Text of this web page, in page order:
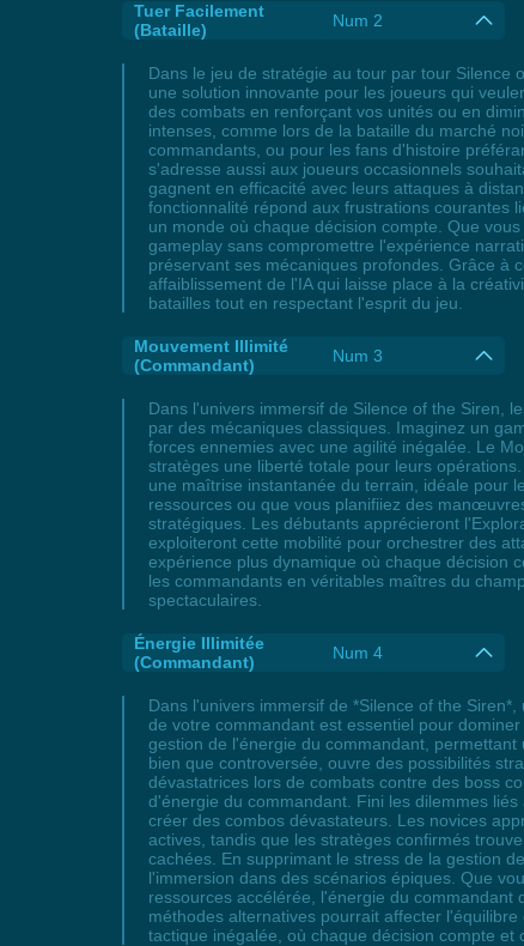
Tuer Facilement
(Bataille)
Num 2
Dans le jeu de stratégie au tour par tour Silence
une solution innovante pour les joueurs qui
des combats en renforçant vos unités ou en
intenses, comme lors de la bataille du marché
commandants, ou pour les fans d'histoire
s'adresse aussi aux joueurs occasionnels
gagnent en efficacité avec leurs attaques à
fonctionnalité répond aux frustrations courantes
un monde où chaque décision compte. Que
gameplay sans compromettre l'expérience
préservant ses mécaniques profondes. Grâce à
affaiblissement de l'IA qui laisse place à la
batailles tout en respectant l'esprit du jeu.
Mouvement Illimité
(Commandant)
Num 3
Dans l'univers immersif de Silence of the Siren,
par des mécaniques classiques. Imaginez un
forces ennemies avec une agilité inégalée. Le
stratèges une liberté totale pour leurs
une maîtrise instantanée du terrain, idéale pour
ressources ou que vous planifiiez des
stratégiques. Les débutants apprécieront
exploiteront cette mobilité pour orchestrer des
expérience plus dynamique où chaque décision
les commandants en véritables maîtres du
spectaculaires.
Énergie Illimitée
(Commandant)
Num 4
Dans l'univers immersif de *Silence of the
de votre commandant est essentiel pour
gestion de l'énergie du commandant,
bien que controversée, ouvre des possibilités
dévastatrices lors de combats contre des boss
d'énergie du commandant. Fini les dilemmes
créer des combos dévastateurs. Les novices
actives, tandis que les stratèges confirmés
cachées. En supprimant le stress de la gestion
l'immersion dans des scénarios épiques. Que
ressources accélérée, l'énergie du
méthodes alternatives pourrait affecter
tactique inégalée, où chaque décision compte